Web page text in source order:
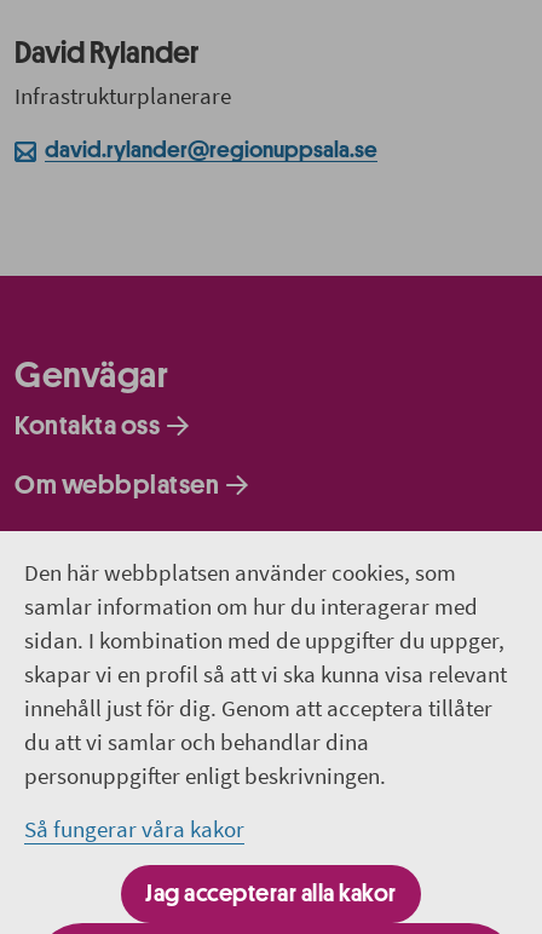
Den här webbplatsen använder cookies, som
samlar information om hur du interagerar med
sidan. I kombination med de uppgifter du uppger,
skapar vi en profil så att vi ska kunna visa relevant
innehåll just för dig. Genom att acceptera tillåter
du att vi samlar och behandlar dina
personuppgifter enligt beskrivningen.
Så fungerar våra kakor
Jag accepterar alla kakor
David Rylander
Infrastrukturplanerare
david.rylander@regionuppsala.se
Genvägar
Kontakta oss
Om webbplatsen
Följ oss
Lediga jobb
Pressrum
Facebook
Jobba hos oss – Facebook